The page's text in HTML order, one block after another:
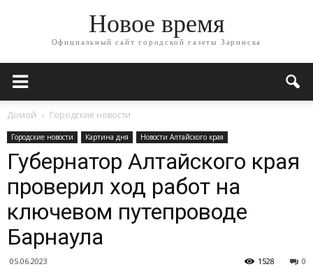
Новое время
Официальный сайт городской газеты Заринска
Домой Городские новости
Городские новости Картина дня Новости Алтайского края
Губернатор Алтайского края
проверил ход работ на
ключевом путепроводе
Барнаула
05.06.2023 0
1528